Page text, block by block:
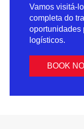
Vamos visitá-
completa do
oportunidades
logísticos.
BOOK